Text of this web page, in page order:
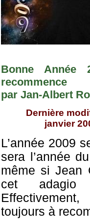
Bonne Année
recommence
par Jan-Albert
Dernière
janvier
L’année 2009
sera l’année
même si Jean
cet
toujours à